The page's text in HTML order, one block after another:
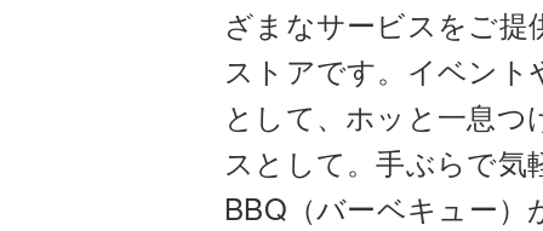
ざまなサービスをご
ストアです。イベント
として、ホッと一息
スとして。手ぶらで気
BBQ（バーベキュー